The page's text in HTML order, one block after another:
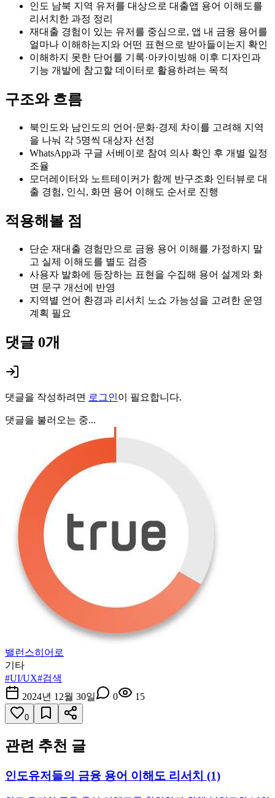
인도 남북 지역 유저를 대상으로 대출앱 용어 이해도를
리서치한 과정 정리
재대출 경험이 있는 유저를 중심으로, 앱 내 금융 용어를
얼마나 이해하는지와 어떤 표현으로 받아들이는지 확인
이해하지 못한 단어를 기록·아카이빙해 이후 디자인과
기능 개발에 참고할 데이터로 활용하려는 목적
구조와 흐름
북인도와 남인도의 언어·문화·경제 차이를 고려해 지역
을 나눠 각 5명씩 대상자 선정
WhatsApp과 구글 서베이로 참여 의사 확인 후 개별 일정
조율
모더레이터와 노트테이커가 함께 반구조화 인터뷰로 대
출 경험, 인식, 화면 용어 이해도 순서로 진행
적용해볼 점
단순 재대출 경험만으로 금융 용어 이해를 가정하지 말
고 실제 이해도를 별도 검증
사용자 발화에 등장하는 표현을 수집해 용어 설계와 화
면 문구 개선에 반영
지역별 언어 환경과 리서치 노쇼 가능성을 고려한 운영
계획 필요
댓글 0개
댓글을 작성하려면 로그인이 필요합니다.
댓글을 불러오는 중...
밸런스히어로
기타
#UI/UX#검색
2024년 12월 30일
0 15
0
관련 추천 글
인도유저들의 금융 용어 이해도 리서치 (1)